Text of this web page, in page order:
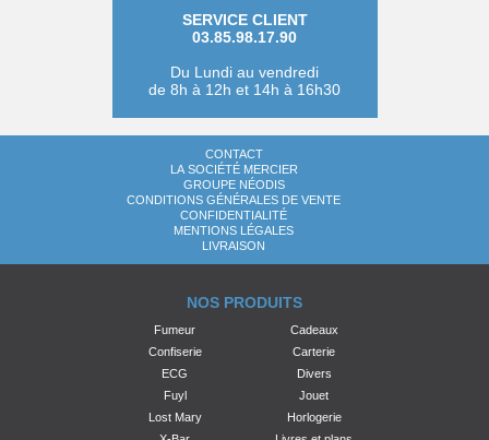
SERVICE CLIENT
03.85.98.17.90
Du Lundi au vendredi
de 8h à 12h et 14h à 16h30
CONTACT
LA SOCIÉTÉ MERCIER
GROUPE NÉODIS
CONDITIONS GÉNÉRALES DE VENTE
CONFIDENTIALITÉ
MENTIONS LÉGALES
LIVRAISON
NOS PRODUITS
Fumeur
Confiserie
ECG
Fuyl
Lost Mary
Cadeaux
Carterie
Divers
Jouet
Horlogerie